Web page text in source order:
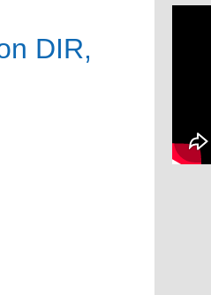
DIR,